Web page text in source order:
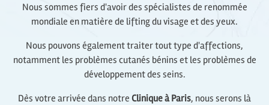
Nous sommes fiers d'avoir des spécialistes de renommée
mondiale en matière de lifting du visage et des yeux.
Nous pouvons également traiter tout type d'affections,
notamment les problèmes cutanés bénins et les problèmes de
développement des seins.
Dès votre arrivée dans notre Clinique à Paris, nous serons là